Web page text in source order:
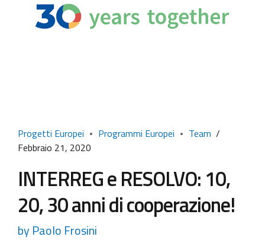
Progetti Europei Programmi Europei
Team
Febbraio 21, 2020
INTERREG e RESOLVO: 10,
20, 30 anni di cooperazione!
by Paolo Frosini